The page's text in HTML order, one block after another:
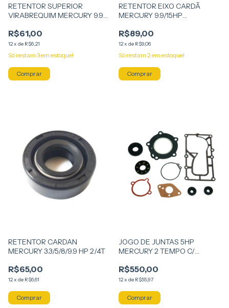
RETENTOR SUPERIOR
VIRABREQUIM MERCURY 9.9
R$61,00
12x de R$6,21
Só restam 3em estoque!
RETENTOR EIXO CARDÃ
MERCURY 9.9/15HP
R$89,00
12x de R$9,06
Só restam 2 em estoque!
RETENTOR CARDAN
MERCURY 3.3/5/8/9.9 HP 2/4T
R$65,00
12x de R$6,61
JOGO DE JUNTAS 5HP
MERCURY 2 TEMPO C/
R$550,00
12x de R$55,97